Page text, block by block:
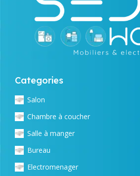
Categories
Salon
Chambre à coucher
Salle à manger
Bureau
Electromenager